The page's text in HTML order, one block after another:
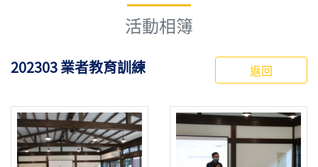
活動相簿
202303 業者教育訓練 返回